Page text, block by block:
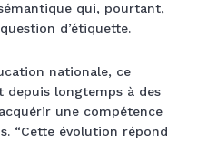
qui, pourtant,
d’étiquette.
nationale, ce
depuis longtemps à des
une compétence
“Cette évolution répond